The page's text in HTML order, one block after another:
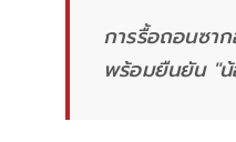
การรื้อถอนซา
พร้อมยืนยัน "